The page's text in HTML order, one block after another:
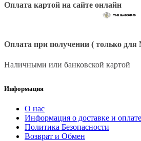
Оплата картой на сайте онлайн
Оплата при получении ( только
Наличными или банковской картой
Информация
О нас
Информация о доставке и оплате
Политика Безопасности
Возврат и Обмен